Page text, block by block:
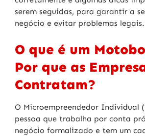
serem seguidas, para garantir a
negócio e evitar problemas legais.
O que é um
Por que as
Contratam?
O Microempreendedor Individual
pessoa que trabalha por conta
negócio formalizado e tem um